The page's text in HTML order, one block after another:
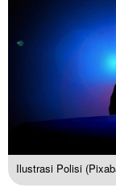
Ilustrasi Polisi